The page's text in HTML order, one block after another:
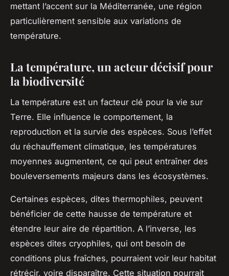
mettant l’accent sur la Méditerranée, une région
particulièrement sensible aux variations de
température.
La température, un acteur décisif pour
la biodiversité
La température est un facteur clé pour la vie sur
Terre. Elle influence le comportement, la
reproduction et la survie des espèces. Sous l’effet
du réchauffement climatique, les températures
moyennes augmentent, ce qui peut entraîner des
bouleversements majeurs dans les écosystèmes.
Certaines espèces, dites thermophiles, peuvent
bénéficier de cette hausse de température et
étendre leur aire de répartition. A l’inverse, les
espèces dites cryophiles, qui ont besoin de
conditions plus fraîches, pourraient voir leur habitat
rétrécir, voire disparaître. Cette situation pourrait